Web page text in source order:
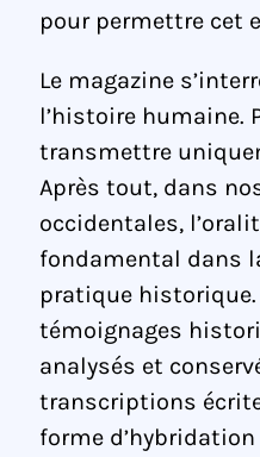
pour permettre cet
Le magazine
l’histoire humaine.
transmettre
Après tout, dans
occidentales,
fondamental dans
pratique historique.
témoignages
analysés et
transcriptions
forme